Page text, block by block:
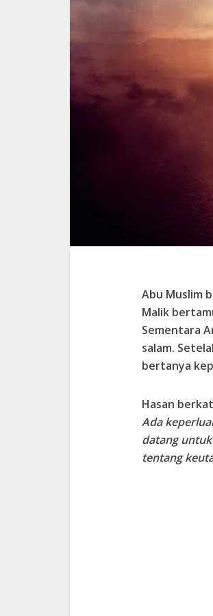
Abu Muslim
Malik
Sementara
salam.
bertanya
Hasan
Ada
datang
tentang